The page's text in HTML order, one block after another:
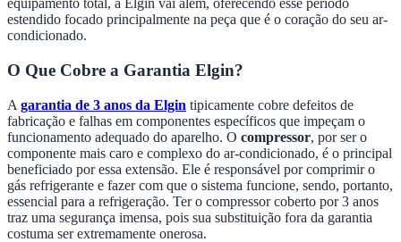
equipamento total, a Elgin vai além, oferecendo esse período
estendido focado principalmente na peça que é o coração do seu ar-
condicionado.
O Que Cobre a Garantia Elgin?
A garantia de 3 anos da Elgin tipicamente cobre defeitos de
fabricação e falhas em componentes específicos que impeçam o
funcionamento adequado do aparelho. O compressor, por ser o
componente mais caro e complexo do ar-condicionado, é o principal
beneficiado por essa extensão. Ele é responsável por comprimir o
gás refrigerante e fazer com que o sistema funcione, sendo, portanto,
essencial para a refrigeração. Ter o compressor coberto por 3 anos
traz uma segurança imensa, pois sua substituição fora da garantia
costuma ser extremamente onerosa.